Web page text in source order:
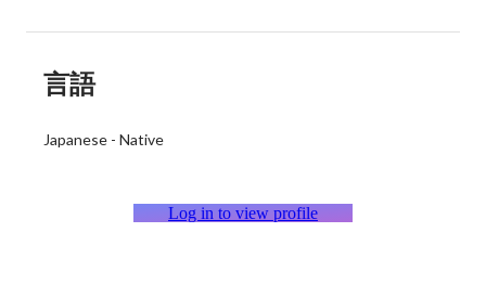
言語
Japanese - Native
Log in to view profile